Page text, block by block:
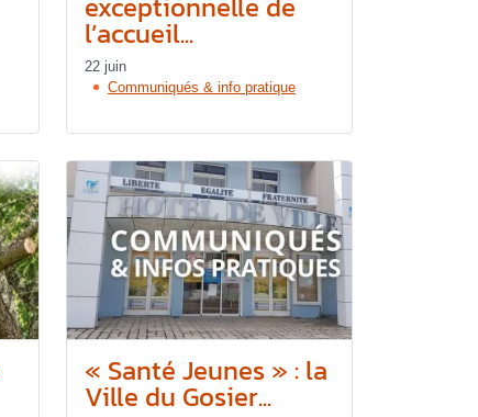
l’accueil...
22 juin
Communiqués & info pratique
« Santé Jeunes » : la
Ville du Gosier...